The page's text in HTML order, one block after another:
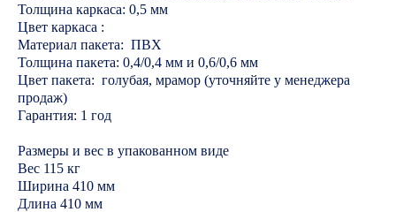
Толщина каркаса: 0,5 мм
Цвет каркаса :
Материал пакета: ПВХ
Толщина пакета: 0,4/0,4 мм и 0,6/0,6 мм
Цвет пакета: голубая, мрамор (уточняйте у менеджера
продаж)
Гарантия: 1 год
Размеры и вес в упакованном виде
Вес 115 кг
Ширина 410 мм
Длина 410 мм